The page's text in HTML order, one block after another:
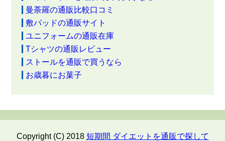
曼荼羅の通販比較口コミ
敷パッドの通販サイト
ユニフォームの通販在庫
Tシャツの通販レビュー
ストールを通販で買うなら
お歳暮にお菓子
Copyright (C) 2018 短期間 ダイエットを通販で探して